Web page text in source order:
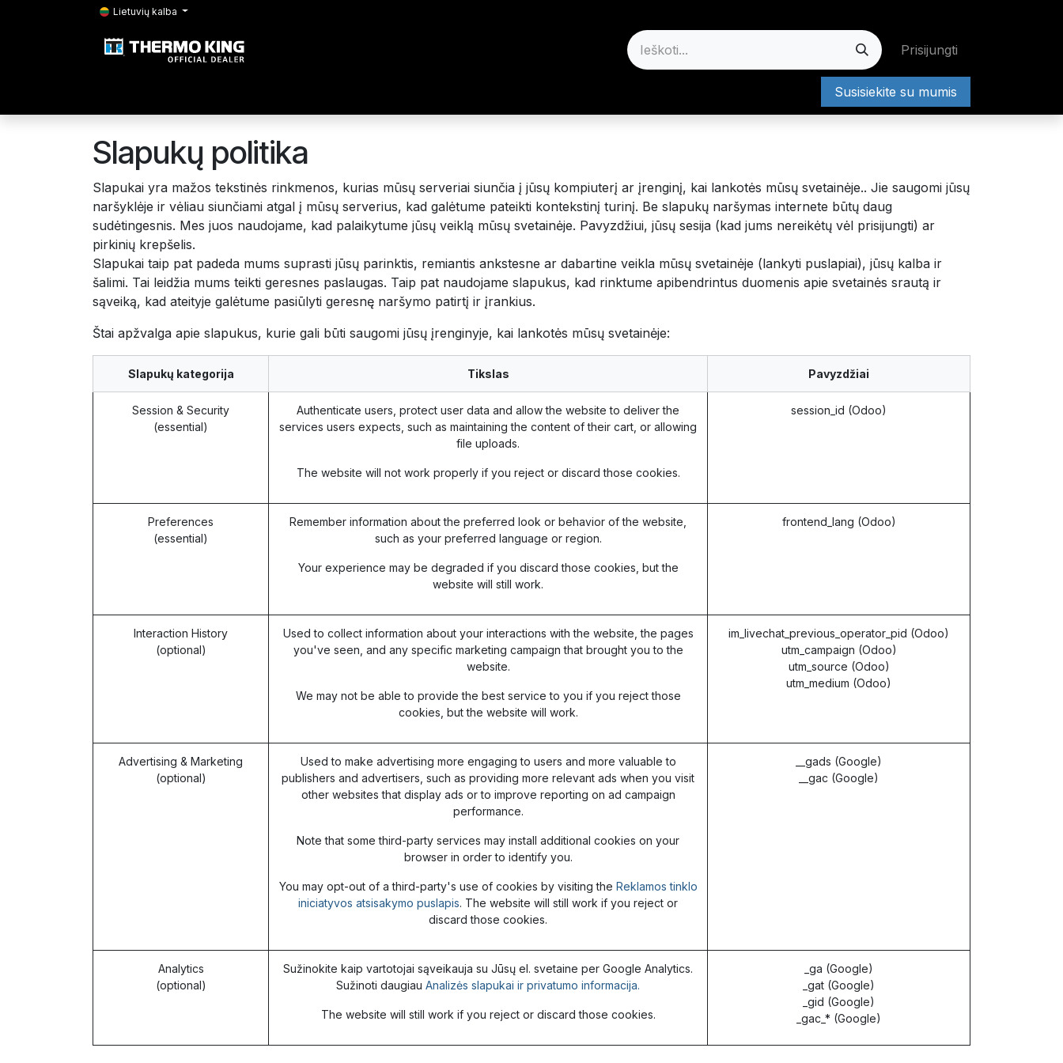
Lietuvių kalba
Prisijungti
Klientų aptarnavimas Darbai
Susisiekite su mumis
Slapukų politika
Slapukai yra mažos tekstinės rinkmenos, kurias mūsų serveriai siunčia į jūsų kompiuterį ar įrenginį, kai lankotės mūsų svetainėje.. Jie saugomi jūsų
naršyklėje ir vėliau siunčiami atgal į mūsų serverius, kad galėtume pateikti kontekstinį turinį. Be slapukų naršymas internete būtų daug
sudėtingesnis. Mes juos naudojame, kad palaikytume jūsų veiklą mūsų svetainėje. Pavyzdžiui, jūsų sesija (kad jums nereikėtų vėl prisijungti) ar
pirkinių krepšelis.
Slapukai taip pat padeda mums suprasti jūsų parinktis, remiantis ankstesne ar dabartine veikla mūsų svetainėje (lankyti puslapiai), jūsų kalba ir
šalimi. Tai leidžia mums teikti geresnes paslaugas. Taip pat naudojame slapukus, kad rinktume apibendrintus duomenis apie svetainės srautą ir
sąveiką, kad ateityje galėtume pasiūlyti geresnę naršymo patirtį ir įrankius.
Štai apžvalga apie slapukus, kurie gali būti saugomi jūsų įrenginyje, kai lankotės mūsų svetainėje:
Slapukų kategorija Tikslas Pavyzdžiai
Session & Security
(essential)
Authenticate users, protect user data and allow the website to deliver the
services users expects, such as maintaining the content of their cart, or allowing
file uploads.
The website will not work properly if you reject or discard those cookies.
session_id (Odoo)
Preferences
(essential)
Remember information about the preferred look or behavior of the website,
such as your preferred language or region.
Your experience may be degraded if you discard those cookies, but the
website will still work.
frontend_lang (Odoo)
Interaction History
(optional)
Used to collect information about your interactions with the website, the pages
you've seen, and any specific marketing campaign that brought you to the
website.
We may not be able to provide the best service to you if you reject those
cookies, but the website will work.
im_livechat_previous_operator_pid (Odoo)
utm_campaign (Odoo)
utm_source (Odoo)
utm_medium (Odoo)
Advertising & Marketing
(optional)
Used to make advertising more engaging to users and more valuable to
publishers and advertisers, such as providing more relevant ads when you visit
other websites that display ads or to improve reporting on ad campaign
performance.
Note that some third-party services may install additional cookies on your
browser in order to identify you.
You may opt-out of a third-party's use of cookies by visiting the Reklamos tinklo
iniciatyvos atsisakymo puslapis. The website will still work if you reject or
discard those cookies.
__gads (Google)
__gac (Google)
Analytics
(optional)
Sužinokite kaip vartotojai sąveikauja su Jūsų el. svetaine per Google Analytics.
Sužinoti daugiau Analizės slapukai ir privatumo informacija.
The website will still work if you reject or discard those cookies.
_ga (Google)
_gat (Google)
_gid (Google)
_gac_* (Google)